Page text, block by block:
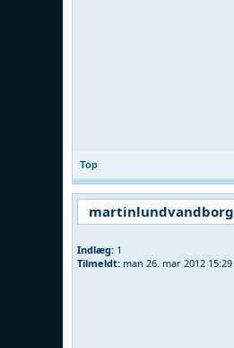
Top
martinlundvandborg
Indlæg: 1
Tilmeldt: man 26. mar 2012 15:29